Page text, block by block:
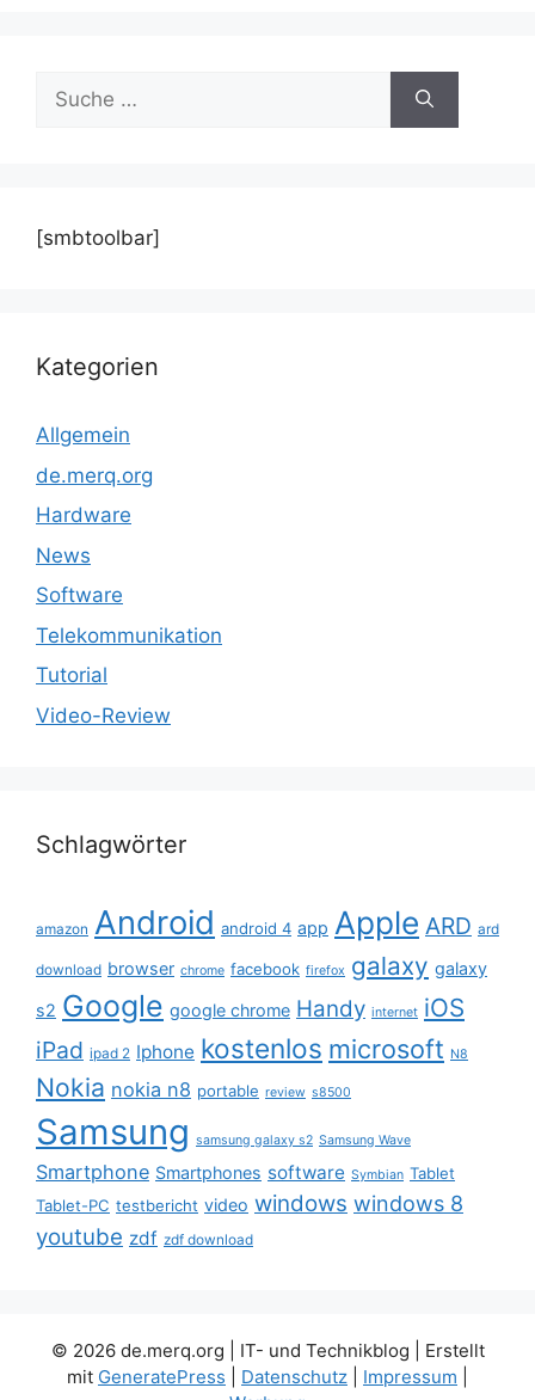
Suche
nach:
[smbtoolbar]
Kategorien
Allgemein
de.merq.org
Hardware
News
Software
Telekommunikation
Tutorial
Video-Review
Schlagwörter
amazon Android android 4 app Apple ARD ard
download browser chrome facebook firefox galaxy galaxy
s2 Google google chrome Handy internet iOS
iPad ipad 2 Iphone kostenlos microsoft N8
Nokia nokia n8 portable review s8500
Samsung samsung galaxy s2 Samsung Wave
Smartphone Smartphones software Symbian Tablet
Tablet-PC testbericht video windows windows 8
youtube zdf zdf download
© 2026 de.merq.org | IT- und Technikblog | Erstellt
mit GeneratePress Datenschutz Impressum